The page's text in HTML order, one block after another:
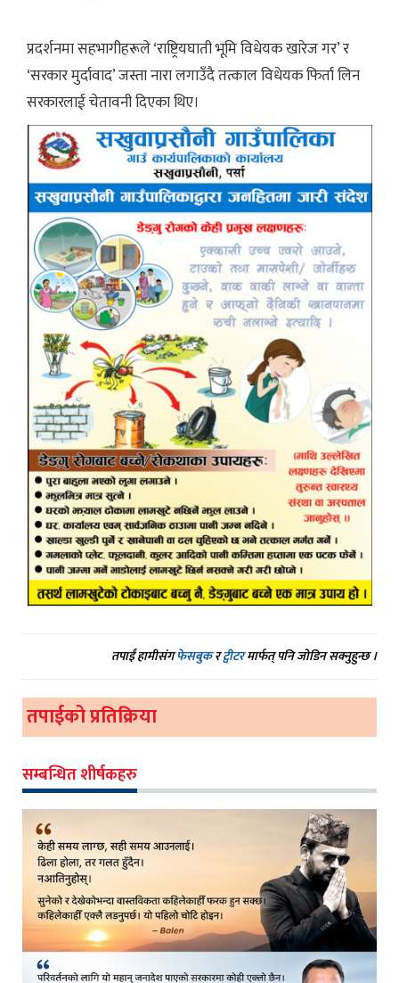
प्रदर्शनमा सहभागीहरूले ‘राष्ट्रियघाती भूमि विधेयक खारेज गर’ र
‘सरकार मुर्दावाद’ जस्ता नारा लगाउँदै तत्काल विधेयक फिर्ता लिन
सरकारलाई चेतावनी दिएका थिए।
तपाईं हामीसंगफेसबुकरट्वीटरमार्फत् पनि जोडिन सक्नुहुन्छ ।
तपाईको प्रतिक्रिया
सम्बन्धित शीर्षकहरु